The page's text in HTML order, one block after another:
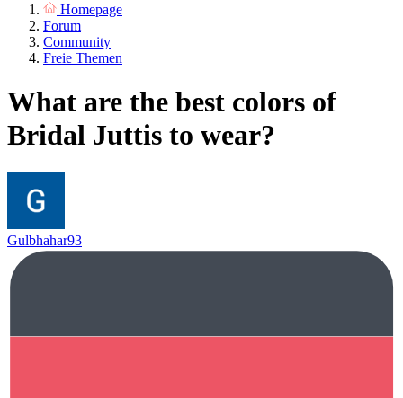
Homepage
Forum
Community
Freie Themen
What are the best colors of
Bridal Juttis to wear?
Gulbhahar93